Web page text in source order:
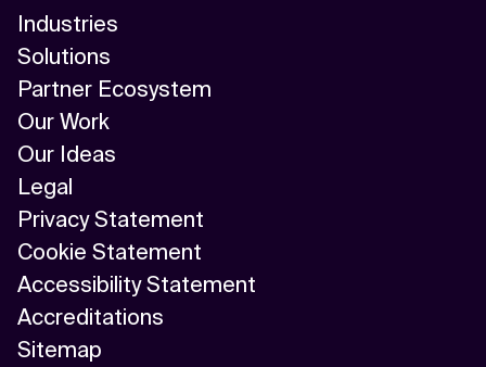
Industries
Solutions
Partner Ecosystem
Our Work
Our Ideas
Legal
Privacy Statement
Cookie Statement
Accessibility Statement
Accreditations
Sitemap